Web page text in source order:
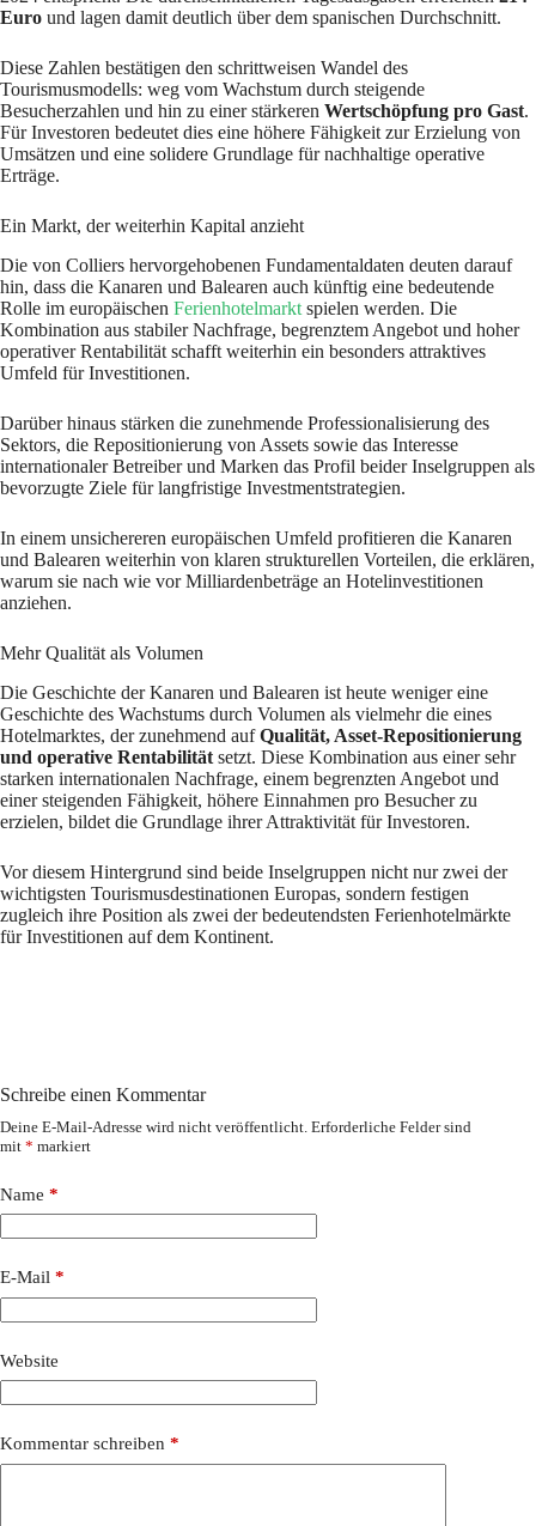
Euro und lagen damit deutlich über dem spanischen Durchschnitt.
Diese Zahlen bestätigen den schrittweisen Wandel des
Tourismusmodells: weg vom Wachstum durch steigende
Besucherzahlen und hin zu einer stärkeren Wertschöpfung pro Gast.
Für Investoren bedeutet dies eine höhere Fähigkeit zur Erzielung von
Umsätzen und eine solidere Grundlage für nachhaltige operative
Erträge.
Ein Markt, der weiterhin Kapital anzieht
Die von Colliers hervorgehobenen Fundamentaldaten deuten darauf
hin, dass die Kanaren und Balearen auch künftig eine bedeutende
Rolle im europäischen Ferienhotelmarkt spielen werden. Die
Kombination aus stabiler Nachfrage, begrenztem Angebot und hoher
operativer Rentabilität schafft weiterhin ein besonders attraktives
Umfeld für Investitionen.
Darüber hinaus stärken die zunehmende Professionalisierung des
Sektors, die Repositionierung von Assets sowie das Interesse
internationaler Betreiber und Marken das Profil beider Inselgruppen als
bevorzugte Ziele für langfristige Investmentstrategien.
In einem unsichereren europäischen Umfeld profitieren die Kanaren
und Balearen weiterhin von klaren strukturellen Vorteilen, die erklären,
warum sie nach wie vor Milliardenbeträge an Hotelinvestitionen
anziehen.
Mehr Qualität als Volumen
Die Geschichte der Kanaren und Balearen ist heute weniger eine
Geschichte des Wachstums durch Volumen als vielmehr die eines
Hotelmarktes, der zunehmend aufQualität, Asset-Repositionierung
und operative Rentabilität setzt. Diese Kombination aus einer sehr
starken internationalen Nachfrage, einem begrenzten Angebot und
einer steigenden Fähigkeit, höhere Einnahmen pro Besucher zu
erzielen, bildet die Grundlage ihrer Attraktivität für Investoren.
Vor diesem Hintergrund sind beide Inselgruppen nicht nur zwei der
wichtigsten Tourismusdestinationen Europas, sondern festigen
zugleich ihre Position als zwei der bedeutendsten Ferienhotelmärkte
für Investitionen auf dem Kontinent.
Schreibe einen Kommentar
Deine E-Mail-Adresse wird nicht veröffentlicht. Erforderliche Felder sind
mit * markiert
Name *
E-Mail *
Website
Kommentar schreiben *